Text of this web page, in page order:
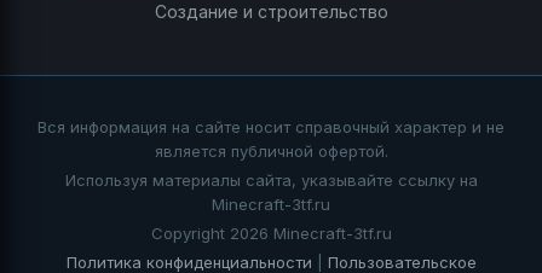
Создание и строительство
Вся информация на сайте носит справочный характер и не
является публичной офертой.
Используя материалы сайта, указывайте ссылку на
Minecraft-3tf.ru
Copyright 2026 Minecraft-3tf.ru
Политика конфиденциальности
Пользовательское